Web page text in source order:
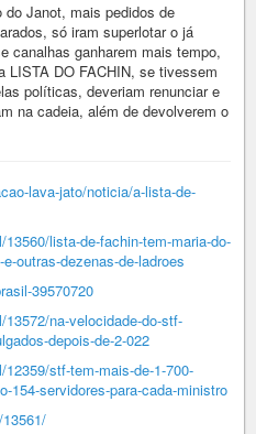
do Janot, mais pedidos de
só iram superlotar o já
canalhas ganharem mais tempo,
LISTA DO FACHIN, se tivessem
políticas, deveriam renunciar e
na cadeia, além de devolverem o
lava-jato/noticia/a-lista-de-
lista-de-fachin-tem-maria-do-
outras-dezenas-de-ladroes
39570720
na-velocidade-do-stf-
depois-de-2-022
stf-tem-mais-de-1-700-
154-servidores-para-cada-ministro